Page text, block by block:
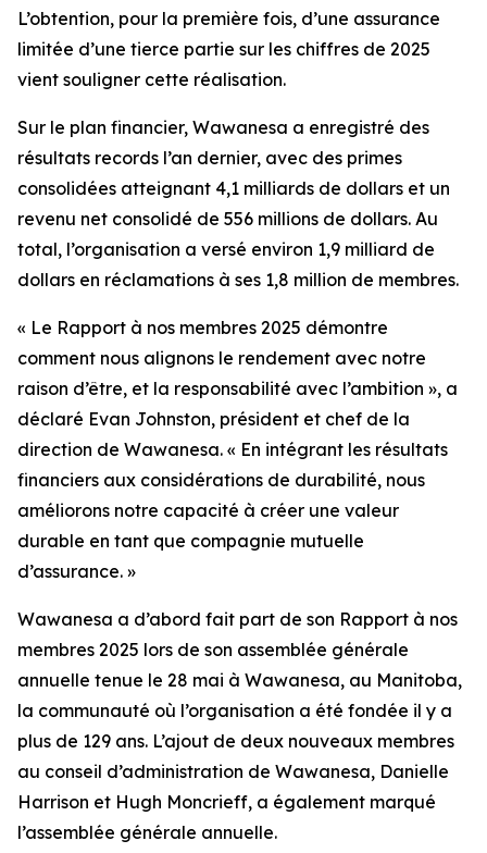
L’obtention, pour la première fois, d’une assurance
limitée d’une tierce partie sur les chiffres de 2025
vient souligner cette réalisation.
Sur le plan financier, Wawanesa a enregistré des
résultats records l’an dernier, avec des primes
consolidées atteignant 4,1 milliards de dollars et un
revenu net consolidé de 556 millions de dollars. Au
total, l’organisation a versé environ 1,9 milliard de
dollars en réclamations à ses 1,8 million de membres.
« Le Rapport à nos membres 2025 démontre
comment nous alignons le rendement avec notre
raison d’être, et la responsabilité avec l’ambition », a
déclaré Evan Johnston, président et chef de la
direction de Wawanesa. « En intégrant les résultats
financiers aux considérations de durabilité, nous
améliorons notre capacité à créer une valeur
durable en tant que compagnie mutuelle
d’assurance. »
Wawanesa a d’abord fait part de son Rapport à nos
membres 2025 lors de son assemblée générale
annuelle tenue le 28 mai à Wawanesa, au Manitoba,
la communauté où l’organisation a été fondée il y a
plus de 129 ans. L’ajout de deux nouveaux membres
au conseil d’administration de Wawanesa, Danielle
Harrison et Hugh Moncrieff, a également marqué
l’assemblée générale annuelle.